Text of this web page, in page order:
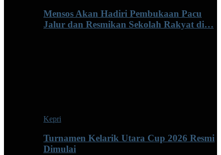
Mensos Akan Hadiri Pembukaan Pacu
Jalur dan Resmikan Sekolah Rakyat di…
Kepri
Turnamen Kelarik Utara Cup 2026 Resmi
Dimulai